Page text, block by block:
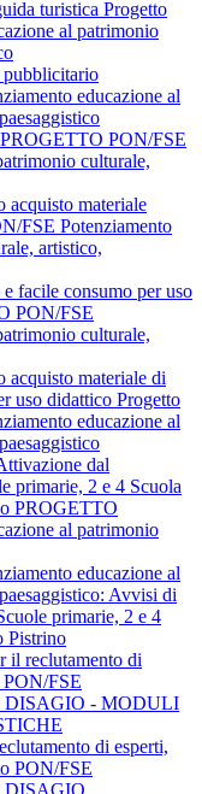
turistica Progetto
al patrimonio
pubblicitario
educazione al
PON/FSE
culturale,
acquisto materiale
FSE Potenziamento
artistico,
facile consumo per uso
PON/FSE
culturale,
acquisto materiale di
uso didattico Progetto
educazione al
dal
primarie, 2 e 4 Scuola
PROGETTO
al patrimonio
educazione al
Avvisi di
primarie, 2 e 4
Pistrino
reclutamento di
FSE
- MODULI
di esperti,
PON/FSE